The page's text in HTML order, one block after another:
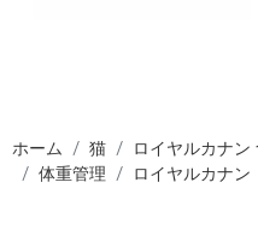
ホーム 猫 ロイヤルカナン
体重管理
ロイヤルカナ